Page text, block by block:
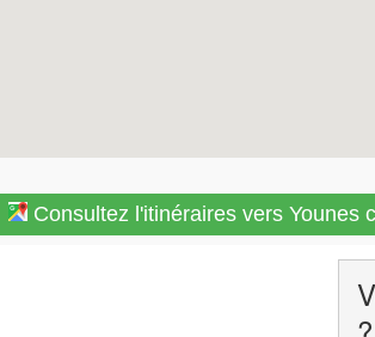
Consultez l'itinéraires vers Younes